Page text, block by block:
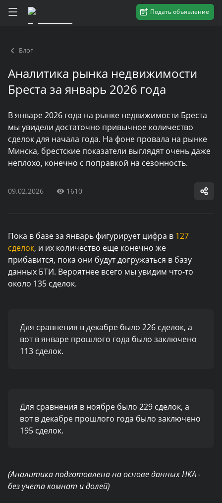
Подать объявление
Блог
Аналитика рынка недвижимости
Бреста за январь 2026 года
В январе 2026 года на рынке недвижимости Бреста
мы увидели достаточно привычное количество
сделок для начала года. На фоне провала на рынке
Минска, брестские показатели выглядят очень даже
неплохо, конечно с поправкой на сезонность.
09.02.2026 1610
Пока в базе за январь фигурирует цифра в 127
сделок, и их количество еще конечно же
прибавится, пока они будут догружаться в базу
данных БТИ. Вероятнее всего мы увидим что-то
около 135 сделок.
Для сравнения в декабре было 226 сделок, а
вот в январе прошлого года было заключено
113 сделок.
Для сравнения в ноябре было 229 сделок, а
вот в декабре прошлого года было заключено
195 сделок.
(Аналитика подготовлена на основе данных НКА -
без учета комнат и долей)